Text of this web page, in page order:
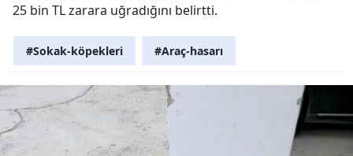
25 bin TL zarara uğradığını belirtti.
#Sokak-köpekleri #Araç-hasarı